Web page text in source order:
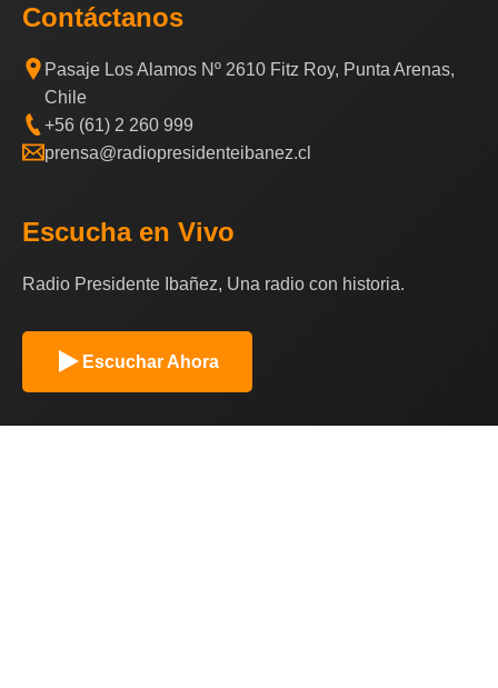
Contáctanos
Pasaje Los Alamos Nº 2610 Fitz Roy, Punta Arenas,
Chile
+56 (61) 2 260 999
prensa@radiopresidenteibanez.cl
Escucha en Vivo
Radio Presidente Ibañez, Una radio con historia.
Escuchar Ahora